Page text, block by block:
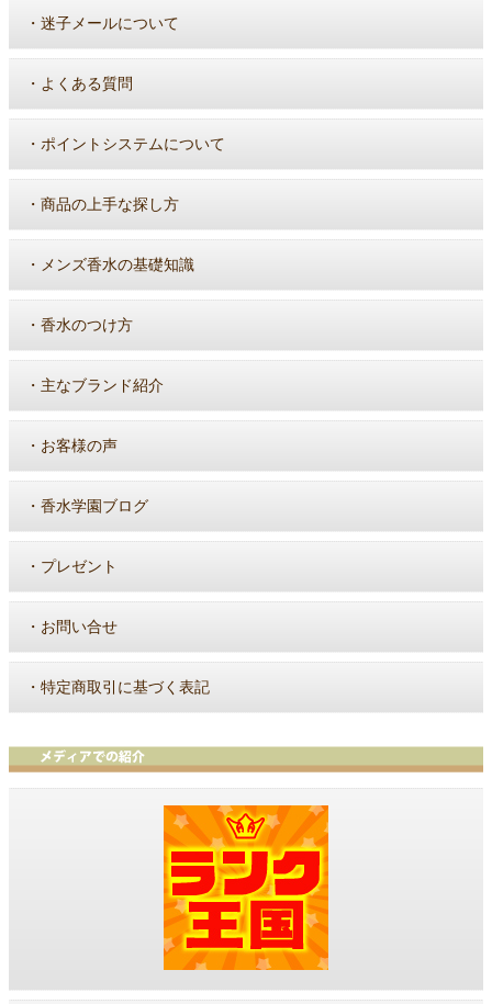
・ 迷子メールについて
・ よくある質問
・ ポイントシステムについて
・ 商品の上手な探し方
・ メンズ香水の基礎知識
・ 香水のつけ方
・ 主なブランド紹介
・ お客様の声
・ 香水学園ブログ
・ プレゼント
・ お問い合せ
・ 特定商取引に基づく表記